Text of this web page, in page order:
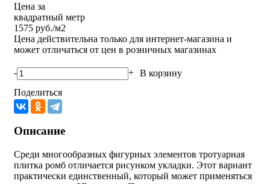
Цена за
квадратный метр
1575 руб./м2
Цена действительна только для интернет-магазина и
может отличаться от цен в розничных магазинах
- + В корзину
Поделиться
Описание
Среди многообразных фигурных элементов тротуарная
плитка ромб отличается рисунком укладки. Этот вариант
практически единственный, который может применяться